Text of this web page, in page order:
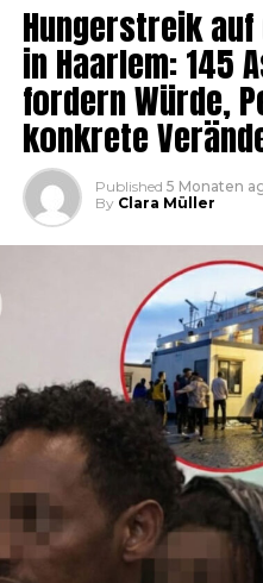
Hungerstreik
in Haarlem: 145
fordern Würde,
konkrete
Published 5 Monaten
By Clara Müller